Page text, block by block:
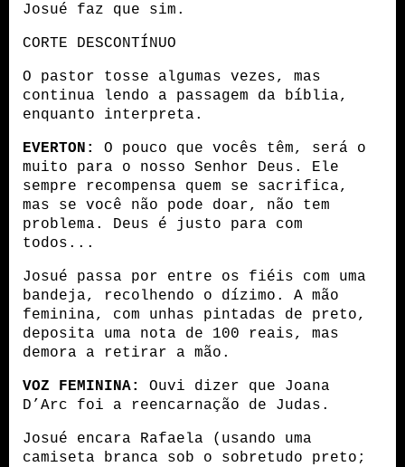
Josué faz que sim.
CORTE DESCONTÍNUO
O pastor tosse algumas vezes, mas
continua lendo a passagem da bíblia,
enquanto interpreta.
EVERTON:
O pouco que vocês têm, será o
muito para o nosso Senhor Deus. Ele
sempre recompensa quem se sacrifica,
mas se você não pode doar, não tem
problema. Deus é justo para com
todos...
Josué passa por entre os fiéis com uma
bandeja, recolhendo o dízimo. A mão
feminina, com unhas pintadas de preto,
deposita uma nota de 100 reais, mas
demora a retirar a mão.
VOZ FEMININA:
Ouvi dizer que Joana
D’Arc foi a reencarnação de Judas.
Josué encara Rafaela (usando uma
camiseta branca sob o sobretudo preto;